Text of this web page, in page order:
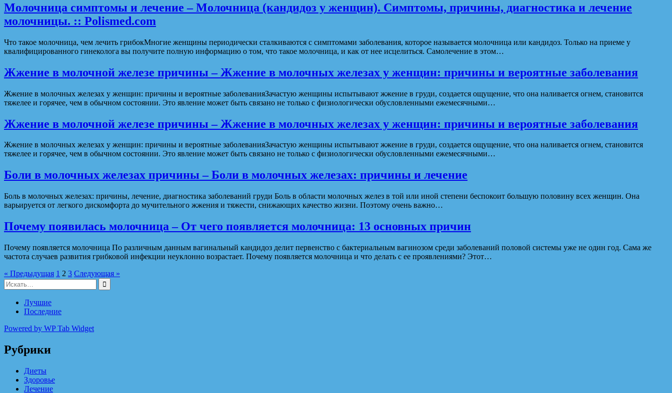
Молочница симптомы и лечение – Молочница (кандидоз у женщин). Симптомы, причины, диагностика и лечение
молочницы. :: Polismed.com
Что такое молочница, чем лечить грибокМногие женщины периодически сталкиваются с симптомами заболевания, которое называется молочница или кандидоз. Только на приеме у
квалифицированного гинеколога вы получите полную информацию о том, что такое молочница, и как от нее исцелиться. Самолечение в этом…
Жжение в молочной железе причины – Жжение в молочных железах у женщин: причины и вероятные заболевания
Жжение в молочных железах у женщин: причины и вероятные заболеванияЗачастую женщины испытывают жжение в груди, создается ощущение, что она наливается огнем, становится
тяжелее и горячее, чем в обычном состоянии. Это явление может быть связано не только с физиологически обусловленными ежемесячными…
Жжение в молочной железе причины – Жжение в молочных железах у женщин: причины и вероятные заболевания
Жжение в молочных железах у женщин: причины и вероятные заболеванияЗачастую женщины испытывают жжение в груди, создается ощущение, что она наливается огнем, становится
тяжелее и горячее, чем в обычном состоянии. Это явление может быть связано не только с физиологически обусловленными ежемесячными…
Боли в молочных железах причины – Боли в молочных железах: причины и лечение
Боль в молочных железах: причины, лечение, диагностика заболеваний груди Боль в области молочных желез в той или иной степени беспокоит большую половину всех женщин. Она
варьируется от легкого дискомфорта до мучительного жжения и тяжести, снижающих качество жизни. Поэтому очень важно…
Почему появилась молочница – От чего появляется молочница: 13 основных причин
Почему появляется молочница По различным данным вагинальный кандидоз делит первенство с бактериальным вагинозом среди заболеваний половой системы уже не один год. Сама же
частота случаев развития грибковой инфекции неуклонно возрастает. Почему появляется молочница и что делать с ее проявлениями? Этот…
« Предыдущая 1 2 3 Следующая »
Поиск
для:
Лучшие
Последние
Powered by WP Tab Widget
Рубрики
Диеты
Здоровье
Лечение